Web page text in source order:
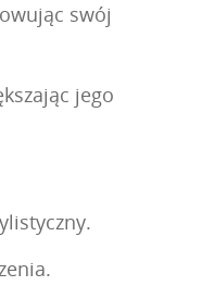
swój
jego